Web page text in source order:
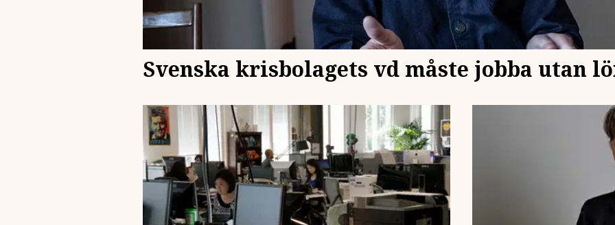
Svenska krisbolagets vd måste jobba utan